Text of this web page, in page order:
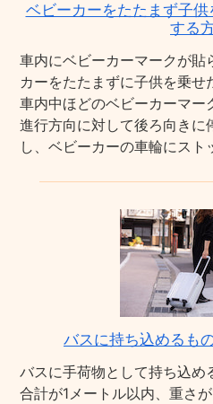
ベビーカーをたたまず子
する
車内にベビーカーマークが貼
カーをたたまずに子供を乗せ
車内中ほどのベビーカーマー
進行方向に対して後ろ向きに
し、ベビーカーの車輪にスト
バスに持ち込めるも
バスに手荷物として持ち込め
合計が1メートル以内、重さ